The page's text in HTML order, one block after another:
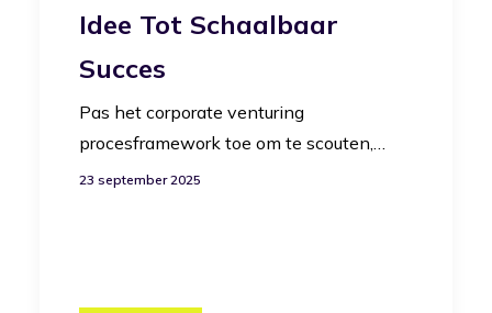
Idee Tot Schaalbaar
Succes
Pas het corporate venturing
procesframework toe om te scouten,…
23 september 2025